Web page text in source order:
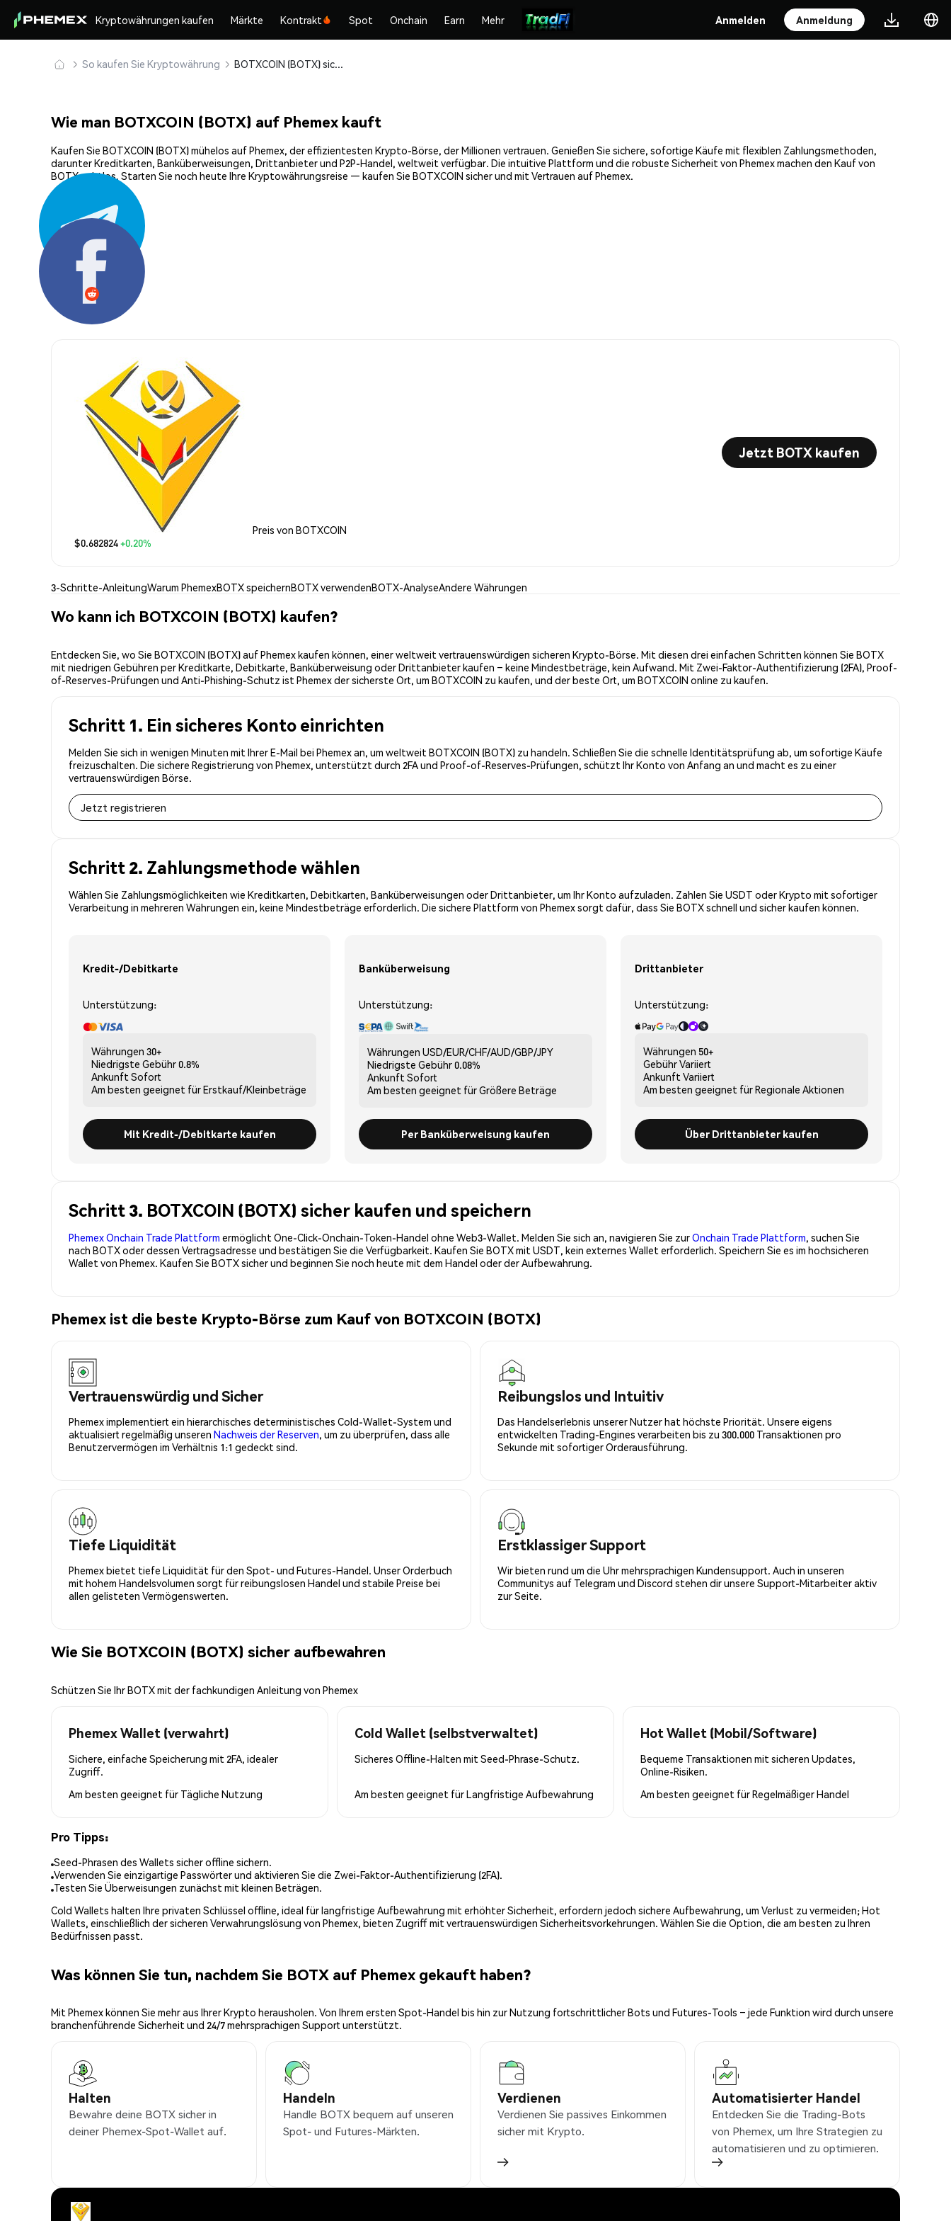
Kryptowährungen kaufen Märkte Kontrakt Spot Onchain Earn Mehr Anmelden Anmeldung
So kaufen Sie Kryptowährung BOTXCOIN (BOTX) sicher kaufen und speichern
Wie man BOTXCOIN (BOTX) auf Phemex kauft
Kaufen Sie BOTXCOIN (BOTX) mühelos auf Phemex, der effizientesten Krypto-Börse, der Millionen vertrauen. Genießen Sie sichere, sofortige Käufe mit flexiblen Zahlungsmethoden,
darunter Kreditkarten, Banküberweisungen, Drittanbieter und P2P-Handel, weltweit verfügbar. Die intuitive Plattform und die robuste Sicherheit von Phemex machen den Kauf von
BOTX nahtlos. Starten Sie noch heute Ihre Kryptowährungsreise — kaufen Sie BOTXCOIN sicher und mit Vertrauen auf Phemex.
Preis von BOTXCOIN
$0.682824+0.20%
Jetzt BOTX kaufen
3-Schritte-AnleitungWarum PhemexBOTX speichernBOTX verwendenBOTX-AnalyseAndere Währungen
Wo kann ich BOTXCOIN (BOTX) kaufen?
Entdecken Sie, wo Sie BOTXCOIN (BOTX) auf Phemex kaufen können, einer weltweit vertrauenswürdigen sicheren Krypto-Börse. Mit diesen drei einfachen Schritten können Sie BOTX
mit niedrigen Gebühren per Kreditkarte, Debitkarte, Banküberweisung oder Drittanbieter kaufen – keine Mindestbeträge, kein Aufwand. Mit Zwei-Faktor-Authentifizierung (2FA), Proof-
of-Reserves-Prüfungen und Anti-Phishing-Schutz ist Phemex der sicherste Ort, um BOTXCOIN zu kaufen, und der beste Ort, um BOTXCOIN online zu kaufen.
Schritt 1. Ein sicheres Konto einrichten
Melden Sie sich in wenigen Minuten mit Ihrer E-Mail bei Phemex an, um weltweit BOTXCOIN (BOTX) zu handeln. Schließen Sie die schnelle Identitätsprüfung ab, um sofortige Käufe
freizuschalten. Die sichere Registrierung von Phemex, unterstützt durch 2FA und Proof-of-Reserves-Prüfungen, schützt Ihr Konto von Anfang an und macht es zu einer
vertrauenswürdigen Börse.
Jetzt registrieren
Schritt 2. Zahlungsmethode wählen
Wählen Sie Zahlungsmöglichkeiten wie Kreditkarten, Debitkarten, Banküberweisungen oder Drittanbieter, um Ihr Konto aufzuladen. Zahlen Sie USDT oder Krypto mit sofortiger
Verarbeitung in mehreren Währungen ein, keine Mindestbeträge erforderlich. Die sichere Plattform von Phemex sorgt dafür, dass Sie BOTX schnell und sicher kaufen können.
Kredit-/Debitkarte
Unterstützung:
Währungen 30+
Niedrigste Gebühr0.8%
Ankunft Sofort
Am besten geeignet fürErstkauf/Kleinbeträge
Mit Kredit-/Debitkarte kaufen
Banküberweisung
Unterstützung:
Währungen USD/EUR/CHF/AUD/GBP/JPY
Niedrigste Gebühr0.08%
Ankunft Sofort
Am besten geeignet fürGrößere Beträge
Per Banküberweisung kaufen
Drittanbieter
Unterstützung:
Währungen 50+
GebührVariiert
Ankunft Variiert
Am besten geeignet fürRegionale Aktionen
Über Drittanbieter kaufen
Schritt 3. BOTXCOIN (BOTX) sicher kaufen und speichern
Phemex Onchain Trade Plattform ermöglicht One-Click-Onchain-Token-Handel ohne Web3-Wallet. Melden Sie sich an, navigieren Sie zurOnchain Trade Plattform, suchen Sie
nach BOTX oder dessen Vertragsadresse und bestätigen Sie die Verfügbarkeit. Kaufen Sie BOTX mit USDT, kein externes Wallet erforderlich. Speichern Sie es im hochsicheren
Wallet von Phemex. Kaufen Sie BOTX sicher und beginnen Sie noch heute mit dem Handel oder der Aufbewahrung.
Phemex ist die beste Krypto-Börse zum Kauf von BOTXCOIN (BOTX)
Vertrauenswürdig und Sicher
Phemex implementiert ein hierarchisches deterministisches Cold-Wallet-System und
aktualisiert regelmäßig unseren Nachweis der Reserven, um zu überprüfen, dass alle
Benutzervermögen im Verhältnis 1:1 gedeckt sind.
Reibungslos und Intuitiv
Das Handelserlebnis unserer Nutzer hat höchste Priorität. Unsere eigens
entwickelten Trading-Engines verarbeiten bis zu 300.000 Transaktionen pro
Sekunde mit sofortiger Orderausführung.
Tiefe Liquidität
Phemex bietet tiefe Liquidität für den Spot- und Futures-Handel. Unser Orderbuch
mit hohem Handelsvolumen sorgt für reibungslosen Handel und stabile Preise bei
allen gelisteten Vermögenswerten.
Erstklassiger Support
Wir bieten rund um die Uhr mehrsprachigen Kundensupport. Auch in unseren
Communitys auf Telegram und Discord stehen dir unsere Support-Mitarbeiter aktiv
zur Seite.
Wie Sie BOTXCOIN (BOTX) sicher aufbewahren
Schützen Sie Ihr BOTX mit der fachkundigen Anleitung von Phemex
Phemex Wallet (verwahrt)
Sichere, einfache Speicherung mit 2FA, idealer
Zugriff.
Am besten geeignet für Tägliche Nutzung
Cold Wallet (selbstverwaltet)
Sicheres Offline-Halten mit Seed-Phrase-Schutz.
Am besten geeignet fürLangfristige Aufbewahrung
Hot Wallet (Mobil/Software)
Bequeme Transaktionen mit sicheren Updates,
Online-Risiken.
Am besten geeignet fürRegelmäßiger Handel
Pro Tipps:
Seed-Phrasen des Wallets sicher offline sichern.
Verwenden Sie einzigartige Passwörter und aktivieren Sie die Zwei-Faktor-Authentifizierung (2FA).
Testen Sie Überweisungen zunächst mit kleinen Beträgen.
Cold Wallets halten Ihre privaten Schlüssel offline, ideal für langfristige Aufbewahrung mit erhöhter Sicherheit, erfordern jedoch sichere Aufbewahrung, um Verlust zu vermeiden; Hot
Wallets, einschließlich der sicheren Verwahrungslösung von Phemex, bieten Zugriff mit vertrauenswürdigen Sicherheitsvorkehrungen. Wählen Sie die Option, die am besten zu Ihren
Bedürfnissen passt.
Was können Sie tun, nachdem Sie BOTX auf Phemex gekauft haben?
Mit Phemex können Sie mehr aus Ihrer Krypto herausholen. Von Ihrem ersten Spot-Handel bis hin zur Nutzung fortschrittlicher Bots und Futures-Tools – jede Funktion wird durch unsere
branchenführende Sicherheit und 24/7 mehrsprachigen Support unterstützt.
Halten
Bewahre deine BOTX sicher in
deiner Phemex-Spot-Wallet auf.
Handeln
Handle BOTX bequem auf unseren
Spot- und Futures-Märkten.
Verdienen
Verdienen Sie passives Einkommen
sicher mit Krypto.
Automatisierter Handel
Entdecken Sie die Trading-Bots
von Phemex, um Ihre Strategien zu
automatisieren und zu optimieren.